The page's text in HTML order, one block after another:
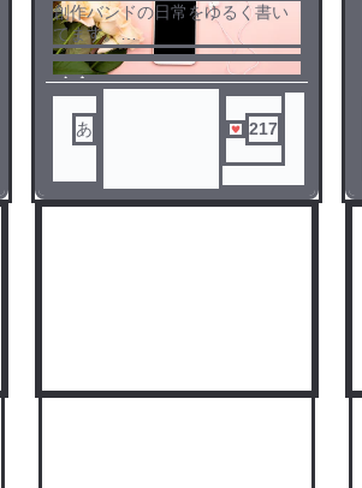
ノベ
創作バンドの日常をゆるく書い
てます。
現在1バンドしか登場してないで
すが、他にも作ったりしている
ので今後増やせたらいいな
現在のバンド含め、みんな4ピー
スのボーイズバンド（高校生）
あ 217